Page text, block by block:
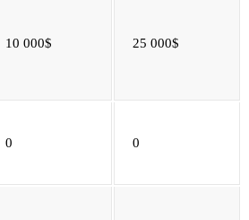
10 000$ 25 000$
0 0